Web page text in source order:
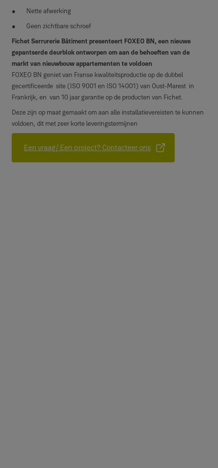
Nette afwerking
Geen zichtbare schroef
Fichet Serrurerie Bâtiment presenteert FOXEO BN, een nieuwe
gepantserde deurblok ontworpen om aan de behoeften van de
markt van nieuwbouw appartementen te voldoen
FOXEO BN geniet van Franse kwaliteitsproductie op de dubbel
gecertificeerde site (ISO 9001 en ISO 14001) van Oust-Marest in
Frankrijk, en van 10 jaar garantie op de producten van Fichet.
Deze zijn op maat gemaakt om aan alle installatievereisten te kunnen
voldoen, dit met zeer korte leveringstermijnen
Een vraag/ Een project? Contacteer ons